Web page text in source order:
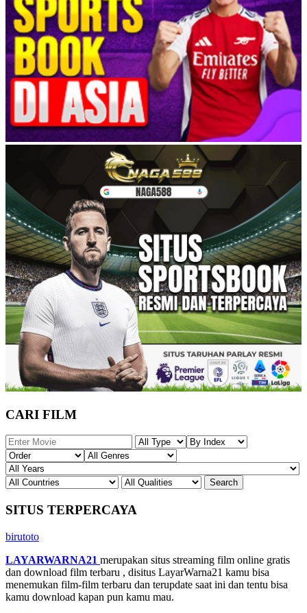
CARI FILM
SITUS TERPERCAYA
birutoto
LAYARWARNA21 merupakan situs streaming film online gratis
dan download film terbaru , disitus LayarWarna21 kamu bisa
menemukan film-film terbaru dan terupdate saat ini dan tentu bisa
kamu download kapan pun kamu mau.